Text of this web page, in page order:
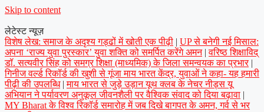
Skip to content
लेटेस्ट न्यूज़
विशेष लेख: समाज के अदृश्य गड्ढों में खोती एक पीढ़ी | UP से बनेगी नई मिसाल:
अपना ‘राज्य युवा पुरस्कार’ युवा शक्ति को समर्पित करेंगे अमन | वरिष्ठ शिक्षाविद्
डॉ. सत्यवीर सिंह को समग्र शिक्षा (माध्यमिक) के जिला समन्वयक का प्रभार |
गिनीज वर्ल्ड रिकॉर्ड की खुशी से गूंजा माय भारत केंद्र, युवाओं ने कहा- यह हमारी
पीढ़ी की उपलब्धि | माय भारत से जुड़े उड़ान यूथ क्लब के नेचर नीड्स यू
अभियान ने पर्यावरण अनुकूल जीवनशैली पर वैश्विक संवाद को दिया बढ़ावा |
MY Bharat के विश्व रिकॉर्ड समारोह में जब दिखे बागपत के अमन, गर्व से भर